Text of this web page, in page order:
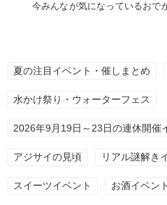
今みんなが気になっているおで
夏の注目イベント・催しまとめ
水かけ祭り・ウォーターフェス
2026年9月19日～23日の連休開催
アジサイの見頃 リアル謎解き
スイーツイベント お酒イベント